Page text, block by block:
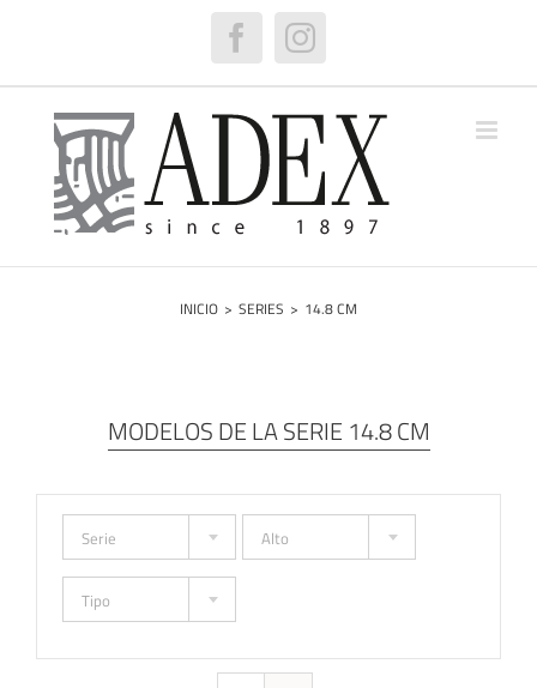
FacebookInstagram
INICIO > SERIES > 14.8 CM
MODELOS DE LA SERIE 14.8 CM
Serie Alto
Tipo